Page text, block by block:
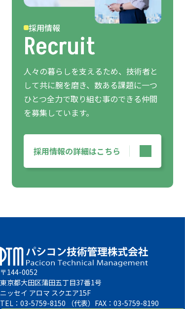
採用情報
Recruit
人々の暮らしを支えるため、技術者と
して共に腕を磨き、数ある課題に一つ
ひとつ全力で取り組む事のできる仲間
を募集しています。
採用情報の詳細はこちら
〒144-0052
東京都大田区蒲田五丁目37番1号
ニッセイ アロマ スクエア15F
TEL：03-5759-8150 （代表）FAX：03-5759-8190